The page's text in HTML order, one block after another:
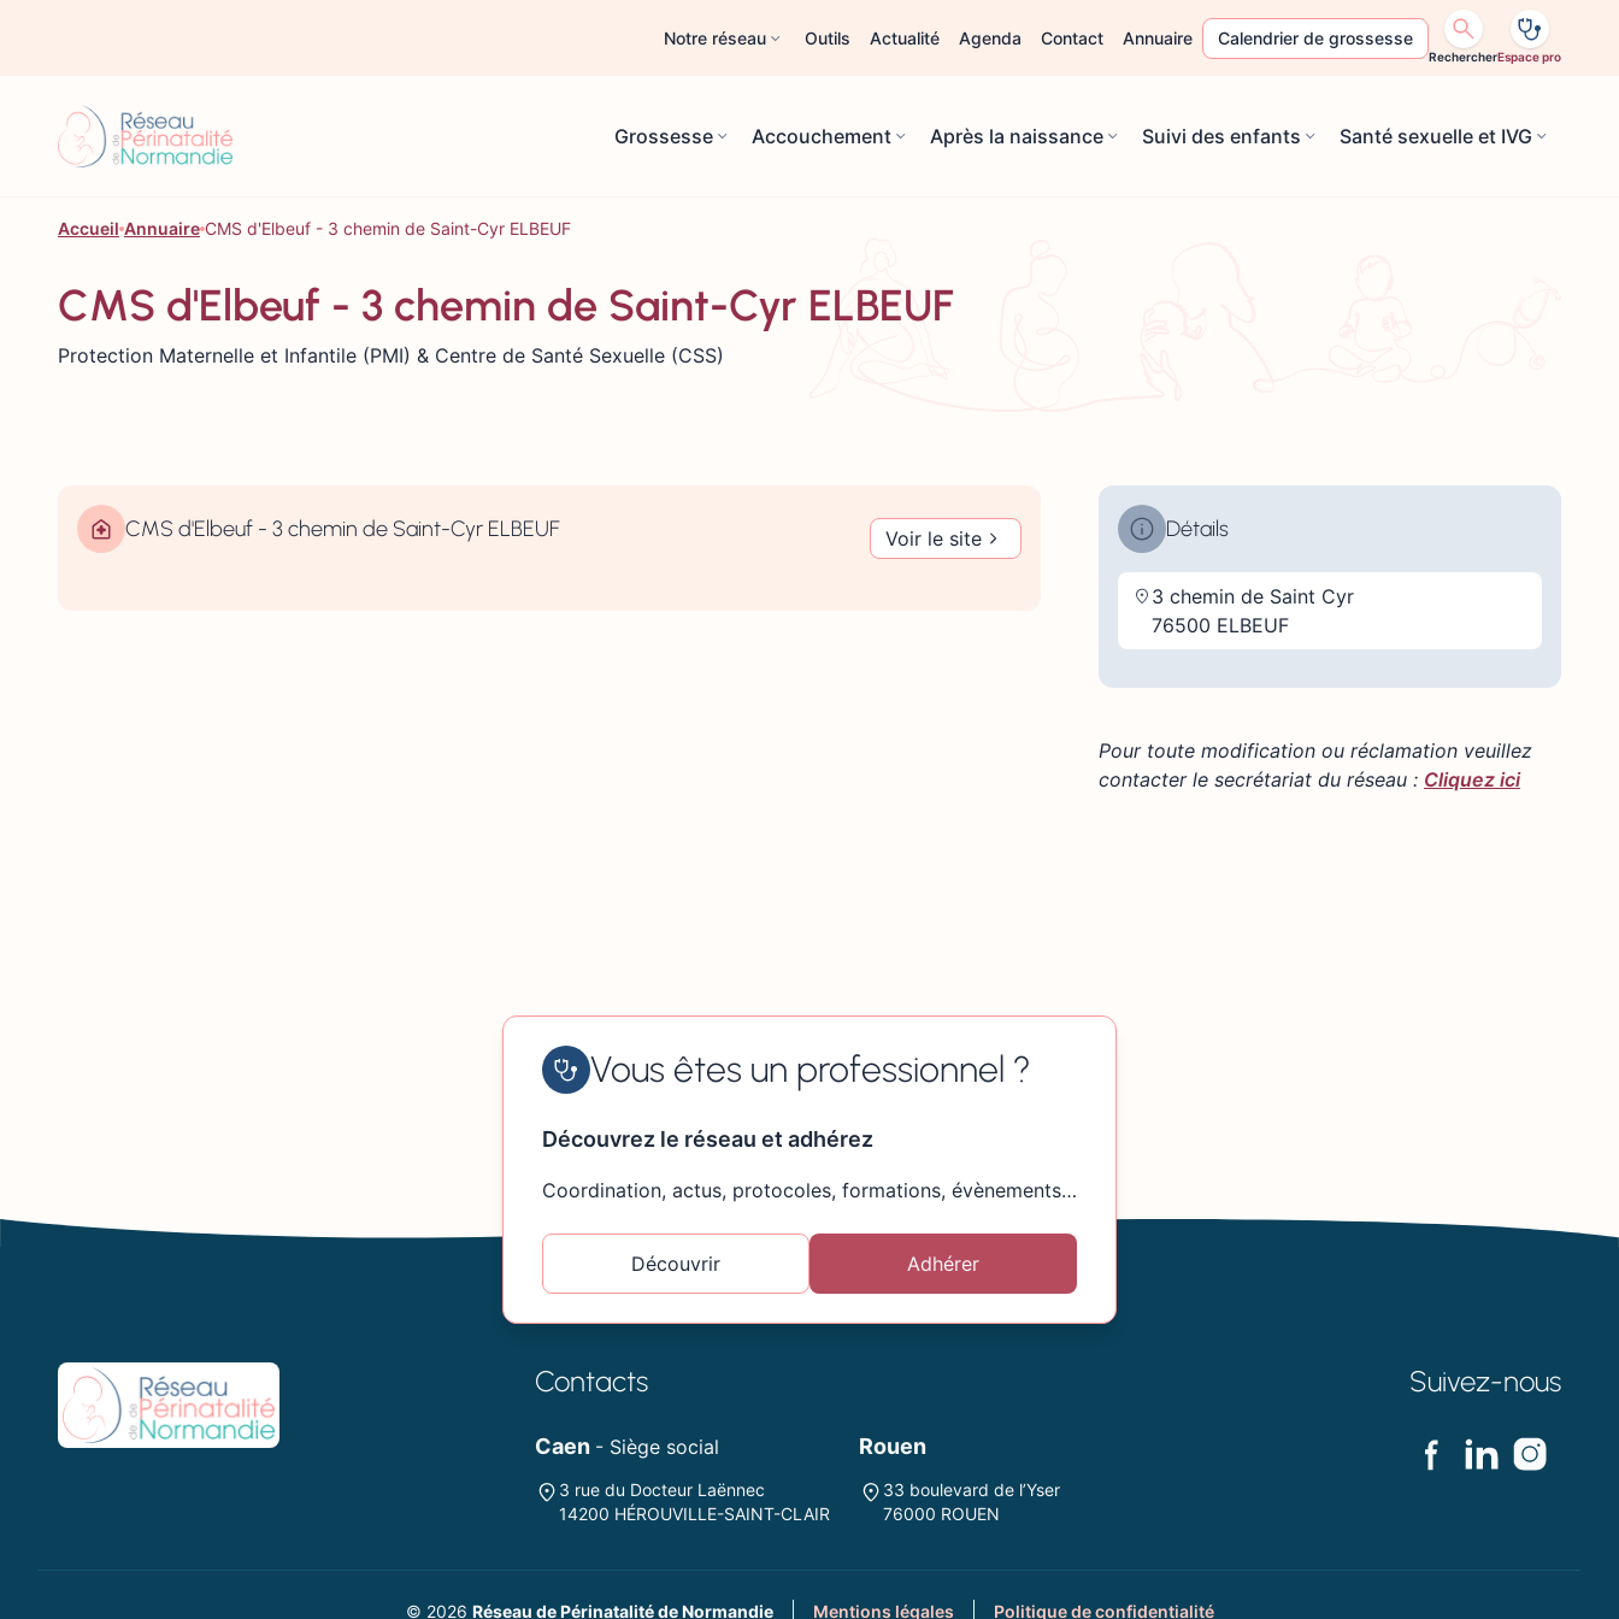
Notre réseau Outils Actualité Agenda Contact Annuaire Calendrier de grossesse
RechercherEspace pro
Grossesse Accouchement Après la naissance Suivi des enfants Santé sexuelle et IVG
Accueil Annuaire CMS d'Elbeuf - 3 chemin de Saint-Cyr ELBEUF
CMS d'Elbeuf - 3 chemin de Saint-Cyr ELBEUF
Protection Maternelle et Infantile (PMI) & Centre de Santé Sexuelle (CSS)
CMS d'Elbeuf - 3 chemin de Saint-Cyr ELBEUF Voir le site Détails
3 chemin de Saint Cyr
76500 ELBEUF
Pour toute modification ou réclamation veuillez
contacter le secrétariat du réseau : Cliquez ici
Vous êtes un professionnel ?
Découvrez le réseau et adhérez
Coordination, actus, protocoles, formations, évènements…
Découvrir Adhérer
Contacts
Caen - Siège social
3 rue du Docteur Laënnec
14200 HÉROUVILLE-SAINT-CLAIR
Rouen
33 boulevard de l’Yser
76000 ROUEN
Suivez-nous
© 2026 Réseau de Périnatalité de Normandie Mentions légales Politique de confidentialité